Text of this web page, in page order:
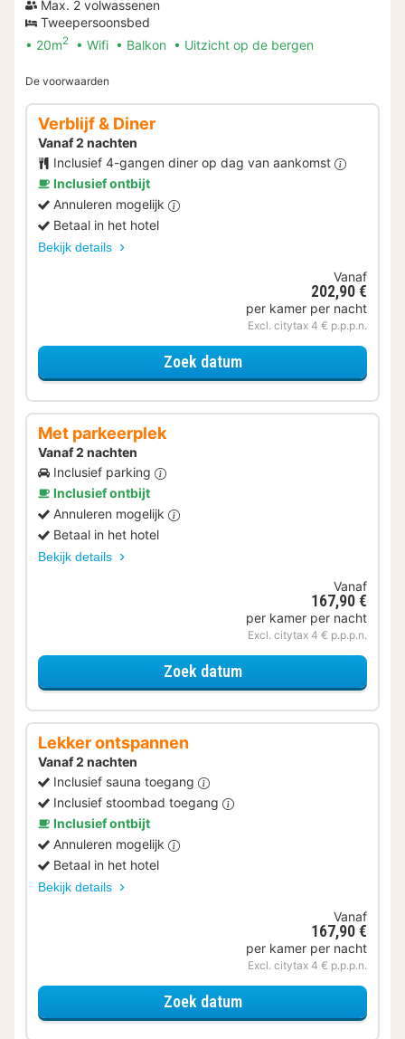
Max. 2 volwassenen
Tweepersoonsbed
20m2 Wifi Balkon Uitzicht op de bergen
De voorwaarden
Verblijf & Diner
Vanaf 2 nachten
Inclusief 4-gangen diner op dag van aankomst
Inclusief ontbijt
Annuleren mogelijk
Betaal in het hotel
Bekijk details
Vanaf
202,90 €
per kamer per nacht
Excl. citytax 4 € p.p.p.n.
Zoek datumvoor Verblijf & Diner
Met parkeerplek
Vanaf 2 nachten
Inclusief parking
Inclusief ontbijt
Annuleren mogelijk
Betaal in het hotel
Bekijk details
Vanaf
167,90 €
per kamer per nacht
Excl. citytax 4 € p.p.p.n.
Zoek datumvoor Met parkeerplek
Lekker ontspannen
Vanaf 2 nachten
Inclusief sauna toegang
Inclusief stoombad toegang
Inclusief ontbijt
Annuleren mogelijk
Betaal in het hotel
Bekijk details
Vanaf
167,90 €
per kamer per nacht
Excl. citytax 4 € p.p.p.n.
Zoek datumvoor Lekker ontspannen